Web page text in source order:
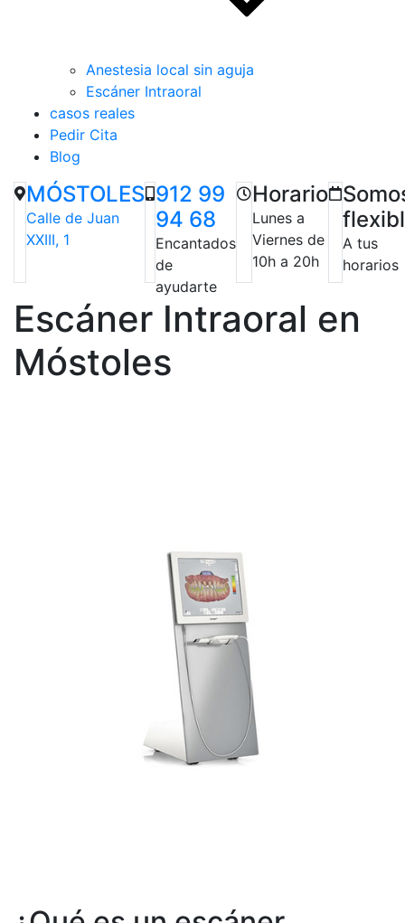
Anestesia local sin aguja
Escáner Intraoral
casos reales
Pedir Cita
Blog
MÓSTOLES
Calle de Juan
XXIII, 1
912 99
94 68
Encantados
de
ayudarte
Horario
Lunes a
Viernes de
10h a 20h
A tus
horarios
Escáner Intraoral en
Móstoles